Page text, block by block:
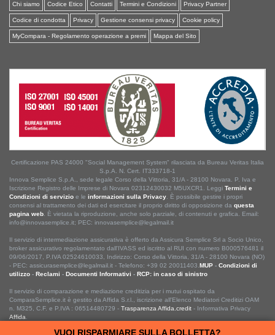
Chi siamo
Codice Etico Contatti Termini e Condizioni Privacy Partner
Codice di condotta Privacy Gestione consensi privacy Cookie policy
MyCompara - Regolamento operazione a premi Mappa del Sito
Certificazione PAS 24000 "Social Management System" rilasciata da Bureau Veritas Italia
S.p.A. N. Cert. IT333718-1
Innova Semplice S.p.A., sede legale Corso della Vittoria, 31/A - 28100 Novara. P. Iva e
Iscrizione Registro delle Imprese di Novara 02312430032 M5UXCR1. Leggi Termini e
Condizioni di servizio e le informazioni sulla Privacy . È possibile gestire i propri
consensi al trattamento dei dati ed esercitare il proprio diritto di opposizione da questa
pagina web . È vietata la riproduzione, anche solo parziale, di contenuti e grafica. Email:
info@innovasemplice.it; PEC: innovasemplice@legalmail.it
Il servizio di intermediazione assicurativa è offerto da Assicura Semplice Srl a Socio Unico,
broker assicurativo regolamentato dall'IVASS ed iscritto al RUI con numero B000576481 il
09/06/2017, P.IVA 02524610033, Indirizzo: Corso della Vittoria, 31/A - 28100 Novara (NO)
- PEC: assicurasemplice@legalmail.it - Telefono: +39 02 20011403. MUP - Condizioni di
utilizzo - Reclami - Documenti Informativi - RCP: in caso di sinistro
Il servizio di comparazione e mediazione creditizia per i mutui ospitato da
ComparaSemplice.it è gestito da Affida S.r.l., iscrizione all'Elenco Mediatori Creditizi OAM
n. M325, C.F. e P.IVA : 06514480729 - Trasparenza Affida.credit - Informativa Privacy
Affida
ComparaSemplice.it © ® 2013 • 2026
VUOI RISPARMIARE SULLA BOLLETTA?